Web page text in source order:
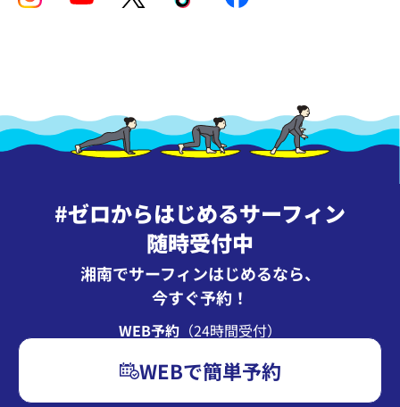
#ゼロからはじめるサーフィン
随時受付中
湘南でサーフィンはじめるなら、
今すぐ予約！
WEB予約 （24時間受付）
WEBで簡単予約